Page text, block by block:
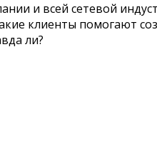
и всей сетевой
клиенты помогают
ли?